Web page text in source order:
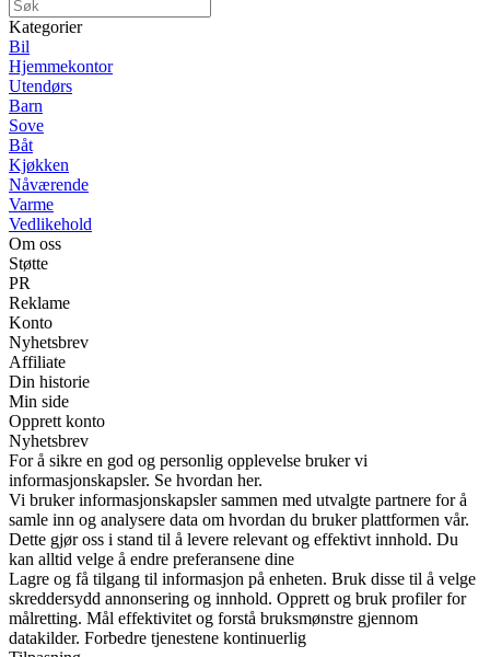
Kategorier
Bil
Hjemmekontor
Utendørs
Barn
Sove
Båt
Kjøkken
Nåværende
Varme
Vedlikehold
Om oss
Støtte
PR
Reklame
Konto
Nyhetsbrev
Affiliate
Din historie
Min side
Opprett konto
Nyhetsbrev
For å sikre en god og personlig opplevelse bruker vi
informasjonskapsler. Se hvordan her.
Vi bruker informasjonskapsler sammen med utvalgte partnere for å
samle inn og analysere data om hvordan du bruker plattformen vår.
Dette gjør oss i stand til å levere relevant og effektivt innhold. Du
kan alltid velge å endre preferansene dine
Lagre og få tilgang til informasjon på enheten. Bruk disse til å velge
skreddersydd annonsering og innhold. Opprett og bruk profiler for
målretting. Mål effektivitet og forstå bruksmønstre gjennom
datakilder. Forbedre tjenestene kontinuerlig